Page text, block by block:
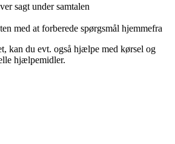
sagt under samtalen
med at forberede spørgsmål hjemmefra
kan du evt. også hjælpe med kørsel og
hjælpemidler.